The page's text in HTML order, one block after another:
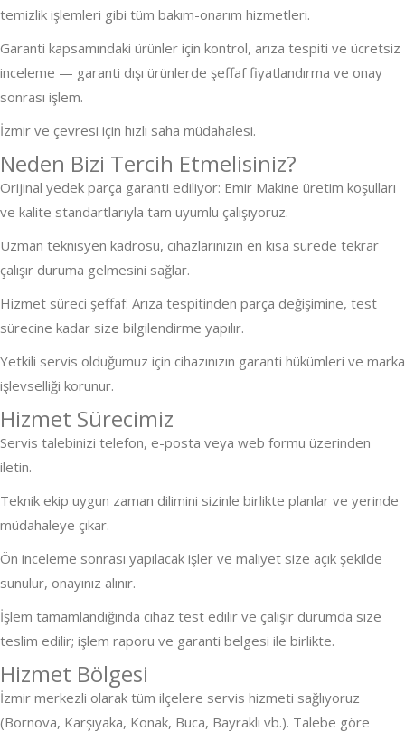
temizlik işlemleri gibi tüm bakım-onarım hizmetleri.
Garanti kapsamındaki ürünler için kontrol, arıza tespiti ve ücretsiz
inceleme — garanti dışı ürünlerde şeffaf fiyatlandırma ve onay
sonrası işlem.
İzmir ve çevresi için hızlı saha ­müdahalesi.
Neden Bizi Tercih Etmelisiniz?
Orijinal yedek parça garanti ediliyor: Emir Makine üretim koşulları
ve kalite standartlarıyla tam uyumlu çalışıyoruz.
Uzman teknisyen kadrosu, cihazlarınızın en kısa sürede tekrar
çalışır duruma gelmesini sağlar.
Hizmet süreci şeffaf: Arıza tespitinden parça değişimine, test
sürecine kadar size bilgilendirme yapılır.
Yetkili servis olduğumuz için cihazınızın garanti hükümleri ve marka
işlevselliği korunur.
Hizmet Sürecimiz
Servis talebinizi telefon, e-posta veya web formu üzerinden
iletin.
Teknik ekip uygun zaman dilimini sizinle birlikte planlar ve yerinde
müdahaleye çıkar.
Ön inceleme sonrası yapılacak işler ve maliyet size açık şekilde
sunulur, onayınız alınır.
İşlem tamamlandığında cihaz test edilir ve çalışır durumda size
teslim edilir; işlem raporu ve garanti belgesi ile birlikte.
Hizmet Bölgesi
İzmir merkezli olarak tüm ilçelere servis hizmeti sağlıyoruz
(Bornova, Karşıyaka, Konak, Buca, Bayraklı vb.). Talebe göre